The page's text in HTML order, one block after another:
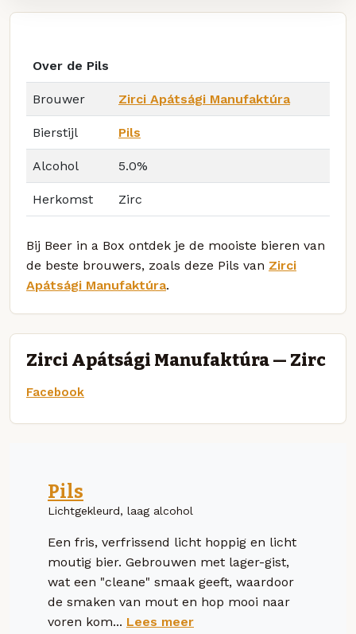
Over de Pils
Brouwer Zirci Apátsági Manufaktúra
Bierstijl Pils
Alcohol 5.0%
Herkomst Zirc
Bij Beer in a Box ontdek je de mooiste bieren van
de beste brouwers, zoals deze Pils van Zirci
Apátsági Manufaktúra.
Zirci Apátsági Manufaktúra — Zirc
Facebook
Pils
Lichtgekleurd, laag alcohol
Een fris, verfrissend licht hoppig en licht
moutig bier. Gebrouwen met lager-gist,
wat een "cleane" smaak geeft, waardoor
de smaken van mout en hop mooi naar
voren kom... Lees meer